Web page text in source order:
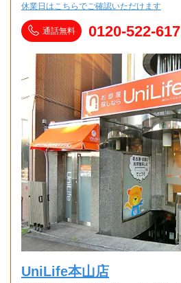
休業日はこちらでご確認いただけます
通話無料 0120-522-617
UniLife本山店